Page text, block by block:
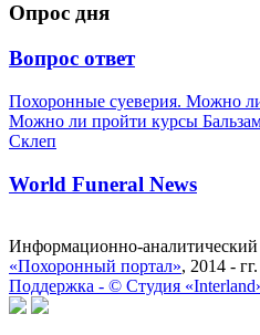
Опрос дня
Вопрос ответ
Похоронные суеверия. Можно
Можно ли пройти курсы
Склеп
World Funeral News
Информационно-аналитический
«Похоронный портал», 2014 - гг.
Поддержка - © Cтудия